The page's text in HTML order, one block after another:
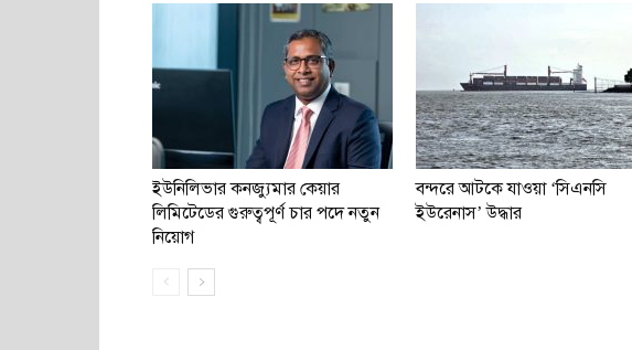
ইউনিলিভার কনজ্যুমার কেয়ার
লিমিটেডের গুরুত্বপূর্ণ চার পদে নতুন
নিয়োগ
বন্দরে আটকে যাওয়া ‘সিএনসি
ইউরেনাস’ উদ্ধার